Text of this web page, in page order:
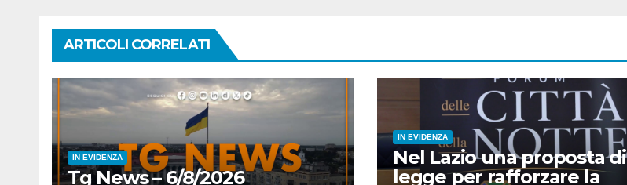
ARTICOLI CORRELATI
IN EVIDENZA
Tg News – 6/8/2026
IN EVIDENZA
Nel Lazio una proposta di
legge per rafforzare la